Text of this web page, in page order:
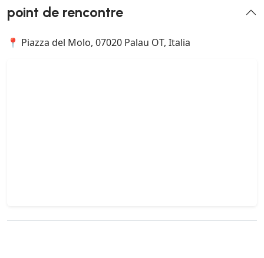
point de rencontre
📍 Piazza del Molo, 07020 Palau OT, Italia